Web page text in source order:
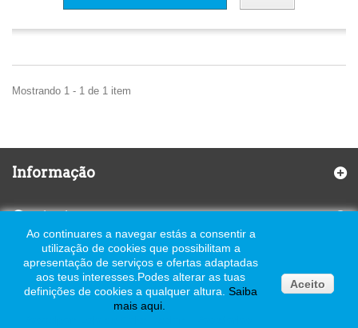
Mostrando 1 - 1 de 1 item
Informação
© 2026 Pasgelpan - Todos os Direitos Reservados - Todos os preços
com iva incluído à taxa legal em vigor
Contactos
Ao continuares a navegar estás a consentir a
utilização de cookies que possibilitam a
apresentação de serviços e ofertas adaptadas
aos teus interesses. Podes alterar as tuas
definições de cookies a qualquer altura. Saiba
mais aqui.
Aceito